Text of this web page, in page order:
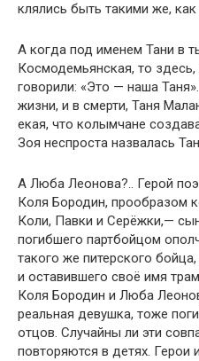
клялись быть такими же, как
А когда под именем Тани в
Космодемьянская, то
говорили: «Это — наша
жизни, и в смерти, Таня
екая, что колымчане
Зоя неспроста назвалась
А Люба Леонова?.. Герой
Коля Бородин, прообразом
Коли, Павки и Серёжки,—
погибшего партбойцом
такого же питерского
и оставившего своё имя
Коля Бородин и Люба
реальная девушка, тоже
отцов. Случайны ли эти
повторяются в детях. Герои